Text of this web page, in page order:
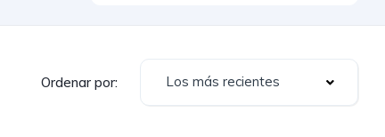
Ordenar por: Los más recientes